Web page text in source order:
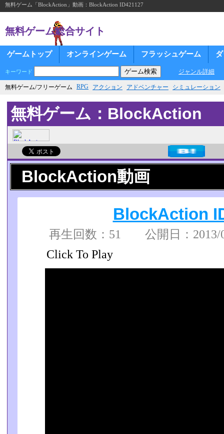
無料ゲーム「BlockAction」動画：BlockAction ID421127
無料ゲーム総合サイト
ゲームトップ オンラインゲーム フラッシュゲーム
キーワード ジャンル詳細
無料ゲーム/フリーゲーム RPG アクション アドベンチャー シミュレーション
無料ゲーム：BlockAction
BlockAction動画
BlockAction
再生回数：51 公開日：2013/
Click To Play